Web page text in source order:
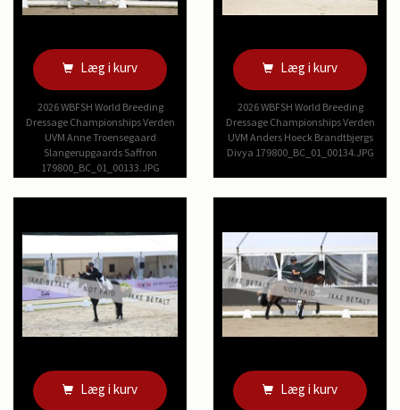
Læg i kurv
2026 WBFSH World Breeding
Dressage Championships Verden
UVM Anne Troensegaard
Slangerupgaards Saffron
179800_BC_01_00133.JPG
Læg i kurv
2026 WBFSH World Breeding
Dressage Championships Verden
UVM Anders Hoeck Brandtbjergs
Divya 179800_BC_01_00134.JPG
Læg i kurv Læg i kurv